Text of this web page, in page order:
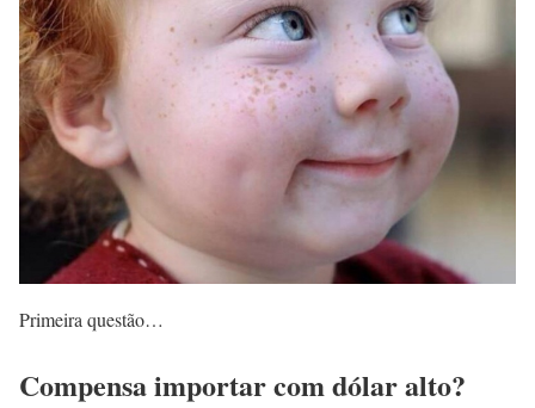
Primeira questão…
Compensa importar com dólar alto?